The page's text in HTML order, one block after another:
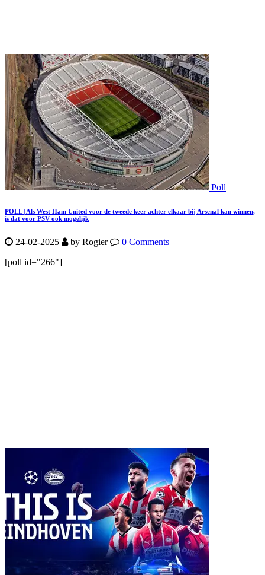
Poll
POLL | Als West Ham United voor de tweede keer achter elkaar bij Arsenal kan winnen,
is dat voor PSV ook mogelijk
24-02-2025 by Rogier
0 Comments
[poll id="266"]